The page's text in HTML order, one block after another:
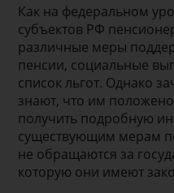
Как на федеральном
субъектов РФ
различные меры
пенсии, социальные
список льгот. Однако
знают, что им
получить подробную
существующим мерам
не обращаются за
которую они имеют